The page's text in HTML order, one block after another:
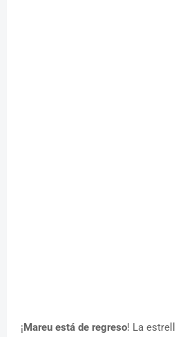
¡Mareu está de regreso! La